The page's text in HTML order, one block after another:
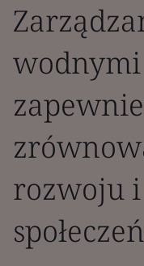
rozwoju